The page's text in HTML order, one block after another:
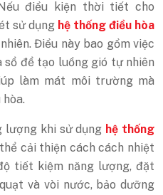
điều kiện thời tiết cho
sử dụng hệ thống điều hòa
Điều này bao gồm việc
sổ để tạo luồng gió tự nhiên
làm mát môi trường mà
lượng khi sử dụng hệ thống
cải thiện cách cách nhiệt
tiết kiệm năng lượng, đặt
và vòi nước, bảo dưỡng